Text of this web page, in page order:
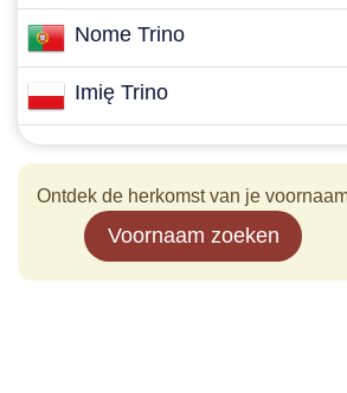
Nome Trino
Imię Trino
Ontdek de herkomst van je
Voornaam zoeken